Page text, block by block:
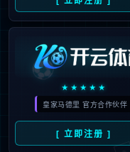
书签
3